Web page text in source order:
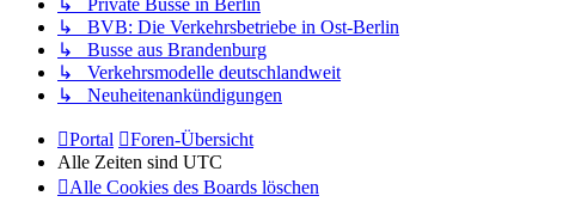
↳ BVB: Die Verkehrsbetriebe in Ost-Berlin
↳ Busse aus Brandenburg
↳ Verkehrsmodelle deutschlandweit
↳ Neuheitenankündigungen
Portal
Foren-Übersicht
Alle Zeiten sind UTC
Alle Cookies des Boards löschen